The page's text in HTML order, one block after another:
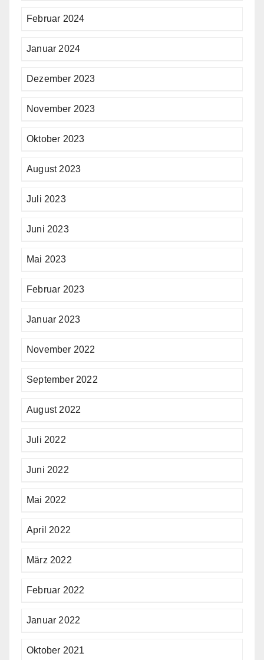
Februar 2024
Januar 2024
Dezember 2023
November 2023
Oktober 2023
August 2023
Juli 2023
Juni 2023
Mai 2023
Februar 2023
Januar 2023
November 2022
September 2022
August 2022
Juli 2022
Juni 2022
Mai 2022
April 2022
März 2022
Februar 2022
Januar 2022
Oktober 2021